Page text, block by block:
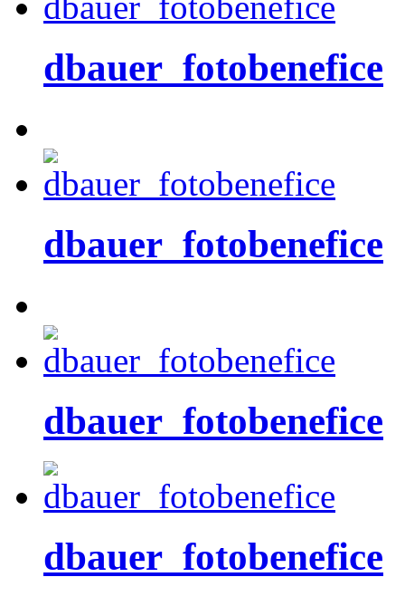
dbauer_fotobenefice
dbauer_fotobenefice
dbauer_fotobenefice
dbauer_fotobenefice